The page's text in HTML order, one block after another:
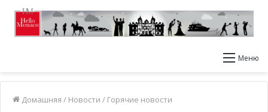
Меню
Домашняя / Новости / Горячие новости